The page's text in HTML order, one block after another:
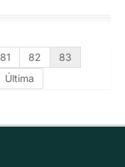
81 82
83
Última